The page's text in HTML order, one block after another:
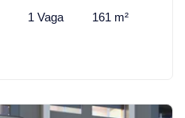
1 Vaga 161 m²